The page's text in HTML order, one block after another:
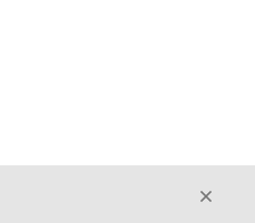
Fermer